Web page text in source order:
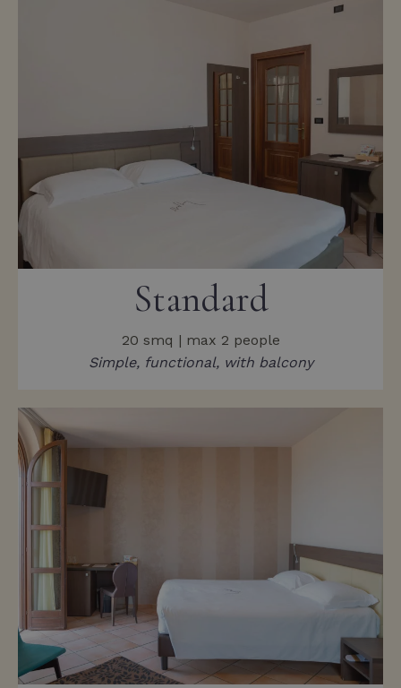
Standard
20 smq | max 2 people
Simple, functional, with balcony